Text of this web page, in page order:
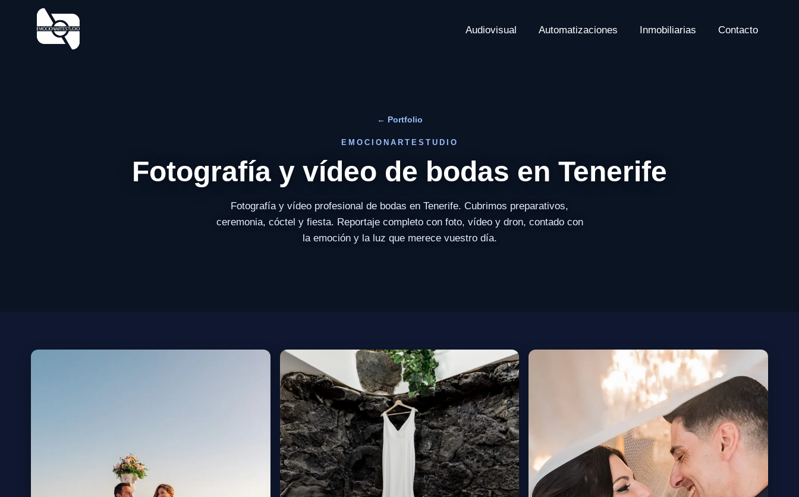
Audiovisual Automatizaciones Inmobiliarias Contacto
← Portfolio
EMOCIONARTESTUDIO
Fotografía y vídeo de bodas en Tenerife
Fotografía y vídeo profesional de bodas en Tenerife. Cubrimos preparativos,
ceremonia, cóctel y fiesta. Reportaje completo con foto, vídeo y dron, contado con
la emoción y la luz que merece vuestro día.